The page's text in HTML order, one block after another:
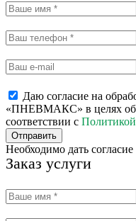
Даю согласие на
«ПНЕВМАКС» в целях
соответствии с
Отправить
Необходимо дать
Заказ услуги